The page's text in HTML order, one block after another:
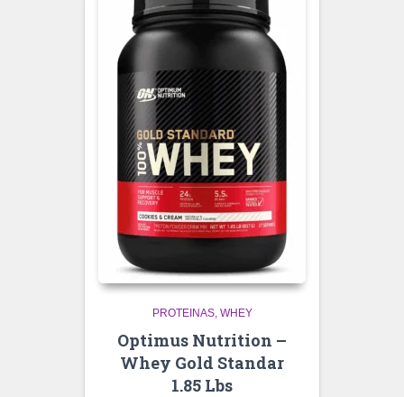
PROTEINAS WHEY
Optimus Nutrition –
Whey Gold Standar
1.85 Lbs